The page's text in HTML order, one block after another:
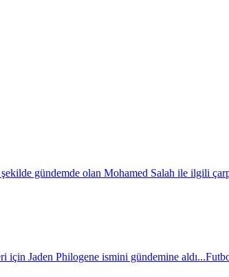
gündemde olan Mohamed Salah ile ilgili
için Jaden Philogene ismini gündemine aldı...